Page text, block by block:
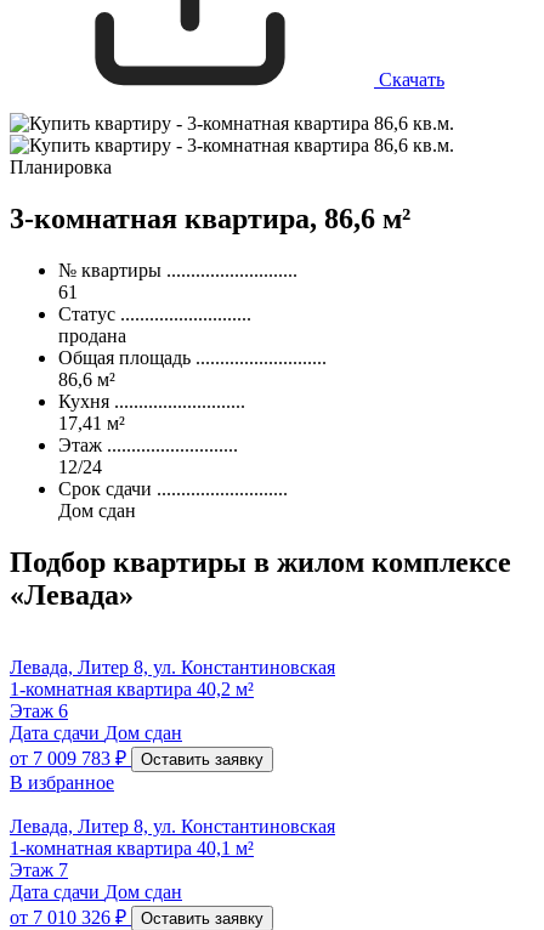
Скачать
Планировка
3-комнатная квартира, 86,6 м²
№ квартиры ...........................
61
Статус ...........................
продана
Общая площадь ...........................
86,6 м²
Кухня ...........................
17,41 м²
Этаж ...........................
12/24
Срок сдачи ...........................
Дом сдан
Подбор квартиры в жилом комплексе
«Левада»
Левада, Литер 8, ул. Константиновская
1-комнатная квартира 40,2 м²
Этаж 6
Дата сдачи Дом сдан
от 7 009 783 ₽ Оставить заявку
В избранное
Левада, Литер 8, ул. Константиновская
1-комнатная квартира 40,1 м²
Этаж 7
Дата сдачи Дом сдан
от 7 010 326 ₽ Оставить заявку